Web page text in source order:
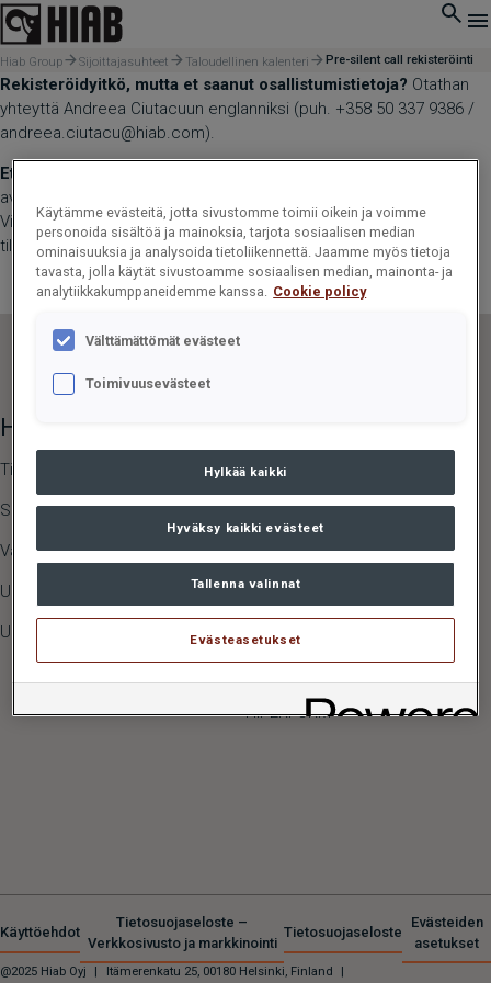
Hiab Group Sijoittajasuhteet Taloudellinen kalenteri Pre-silent call rekisteröinti
Rekisteröidyitkö, mutta et saanut osallistumistietoja? Otathan
yhteyttä Andreea Ciutacuun englanniksi (puh. +358 50 337 9386 /
andreea.ciutacu@hiab.com).
Etsitkö tietoa seuraavasta puhelusta?
avataan yleensä noin pari viikkoa ennen pre-silent-puhelua.
Vierailethan sivulla myöhemmin uudelleen tai varmista, että olet
tilannutsijoittajakalenterimmepäivitykset.
Hiab Group
Tietoa Hiabista
Sijoittajasuhteet
Vastuullisuus
Ura Hiabilla
Uutishuone
HIAB,
LOGLIFT
JONSERED
MULTILIFT
MOFFETT
HIPERFORM
@2025 Hiab Oyj | Itämerenkatu 25, 00180 Helsinki, Finland |
Käyttöehdot
Tietosuojaseloste –
Verkkosivusto ja markkinointi
Tietosuojaseloste
Evästeiden
asetukset
Käytämme evästeitä, jotta sivustomme toimii oikein ja voimme
personoida sisältöä ja mainoksia, tarjota sosiaalisen median
ominaisuuksia ja analysoida tietoliikennettä. Jaamme myös tietoja
tavasta, jolla käytät sivustoamme sosiaalisen median, mainonta- ja
analytiikkakumppaneidemme kanssa. Cookie policy
Välttämättömät evästeet
Toimivuusevästeet
Hylkää kaikki
Hyväksy kaikki evästeet
Tallenna valinnat
Evästeasetukset